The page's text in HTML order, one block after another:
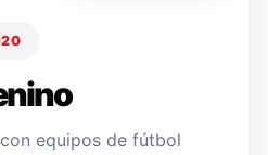
equipos de fútbol